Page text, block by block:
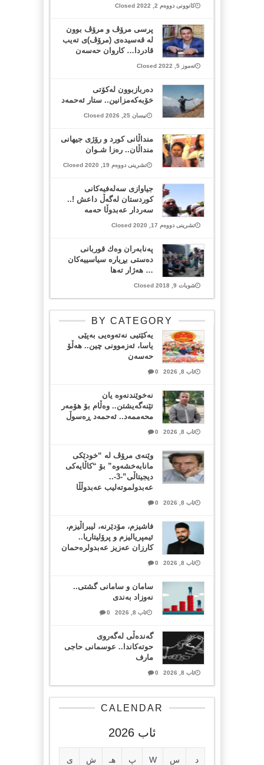
کانوونی دووەم 2, 2022 Closed
پرسى مرۆڤ و مرۆڤ بوون
لە قەسیدەى (مرۆڤ)ى تەیب
قادردا… کاروان حەسەن
تەموز 5, 2022 Closed
دەربازبوون لەکۆتی
خۆبەکەمزانین.. ستار ئەحمەد
نیسان 25, 2026 Closed
منداڵانی کورد و رۆژی جیهانی
منداڵان.. رەزا شـوان
تشرینی دووەم 19, 2020 Closed
جیاوازی سەلەفیەکانی
کوردستان لەگەڵ داعش !..
سەردار عەبدوڵا حەمە
تشرینی دووەم 17, 2020 Closed
په‌نابه‌ران وه‌ك قوربانی
ده‌ستی بڕیاره‌ سیاسییه‌كان
… هەژار تەها
شوبات 9, 2018 Closed
BY CATEGORY
یەکێتیی نەتەوەیی بەپێی
یاسا، ئەزموونی چین.. هەڵۆ
حەسەن
ئاب 8, 2026 0
نەخوێندنەوە یان
تێنەگەیشتن.. وەڵام بۆ هۆمەر
محەممەد.. ئەحمەد ڕەسوڵ
ئاب 8, 2026 0
وێنەی مرۆڤ لە “خودێکی
مانابەخشەوە” بۆ “کاڵایەکی
دیجیتاڵی”-3-..
عەبدولموتەلیب عەبدوڵڵا
ئاب 8, 2026 0
فاشیزم، مۆدێرنە، لیبراڵیزم،
ئیمپریالیزم و پرۆلیتاریا..
کارزان عەزیز عەبدولرەحمان
ئاب 8, 2026 0
سامان و سامانی گشتی..
نەوزاد بەندی
ئاب 8, 2026 0
گەندەڵی لەگەروی
حوتەکاندا.. عوسمانی حاجی
مارف
ئاب 8, 2026 0
CALENDAR
ئاب 2026
د س W پ هـ ش ی